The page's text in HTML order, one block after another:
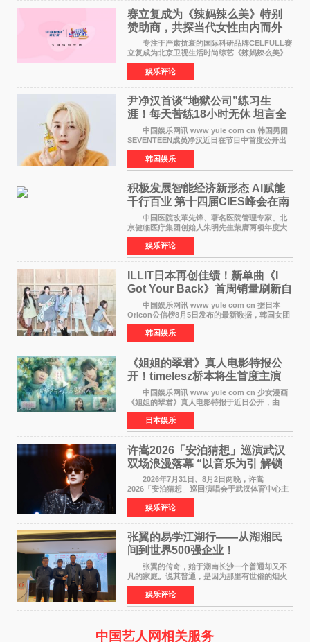
赛立复成为《辣妈辣么美》特别
赞助商，共探当代女性由内而外
活力美
专注于严肃抗衰的国际科研品牌CELFULL赛
立复成为北京卫视生活时尚综艺《辣妈辣么美》
的特别赞助商,明星辣妈袁咏仪倾情参与，向广大
都市女性传递健康生活新主张，寄语当代女性在
家庭与自我之间
娱乐评论
尹净汉首谈“地狱公司”练习生
涯！每天苦练18小时无休 坦言全
靠成员撑过来
中国娱乐网讯 www yule com cn 韩国男团
SEVENTEEN成员净汉近日在节目中首度公开出
道前的残酷练习生经历，并提及经纪公司Pledis
娱乐，引发广泛关注。 在8月2日播出的日本
TBS综艺节目《周
韩国娱乐
积极发展智能经济新形态 Al赋能
千行百业 第十四届CIES峰会在南
京盛大召开
中国医院改革先锋、著名医院管理专家、北
京健临医疗集团创始人朱明先生荣膺两项年度大
奖 2026年7月31日，盛夏金陵，长江之畔，
以重落地·真务实·强链接为主题的2026&lsquo;人
工智能+&rsquo
娱乐评论
ILLIT日本再创佳绩！新单曲《I
Got Your Back》首周销量刷新自
身纪录
中国娱乐网讯 www yule com cn 据日本
Oricon公信榜8月5日发布的最新数据，韩国女团
ILLIT在日本发行的第二张单曲《I Got Your
Back》首周销量达到71,009张，成功跻身最新一
期周单曲排行
韩国娱乐
《姐姐的翠君》真人电影特报公
开！timelesz桥本将生首度主演
12月4日上映
中国娱乐网讯 www yule com cn 少女漫画
《姐姐的翠君》真人电影特报于近日公开，由
timelesz成员桥本将生担任主演，这也是他首次
担任电影主演，引发高度关注。 女高中生咲
苗翠（中岛瑠菜
日本娱乐
许嵩2026「安泊猜想」巡演武汉
双场浪漫落幕 “以音乐为引 解锁
江城记忆”
2026年7月31日、8月2日两晚，许嵩
2026「安泊猜想」巡回演唱会于武汉体育中心主
体育场盛大开唱。许嵩与数万歌迷在此相聚，从
浪漫惬意的舞台设计到充满诚意与惊喜的现场互
动，共同开启了一场关于
娱乐评论
张翼的易学江湖行——从湖湘民
间到世界500强企业！
张翼的传奇，始于湖南长沙一个普通却又不
凡的家庭。说其普通，是因为那里有世俗的烟火
气；说其不凡，是因为家中有一位洞悉天地玄机
的长者——他的爷爷。作为当地的风水师，爷爷
是张翼走进易学
娱乐评论
中国艺人网相关服务